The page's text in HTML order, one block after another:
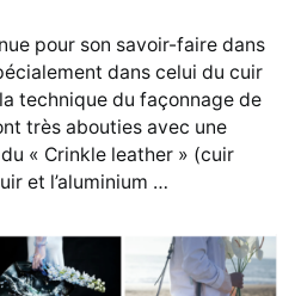
pour son savoir-faire dans
dans celui du cuir
technique du façonnage de
très abouties avec une
« Crinkle leather » (cuir
et l’aluminium …